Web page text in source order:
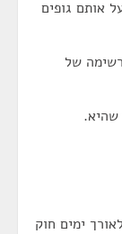
אותם גופים
של
ימים חוק